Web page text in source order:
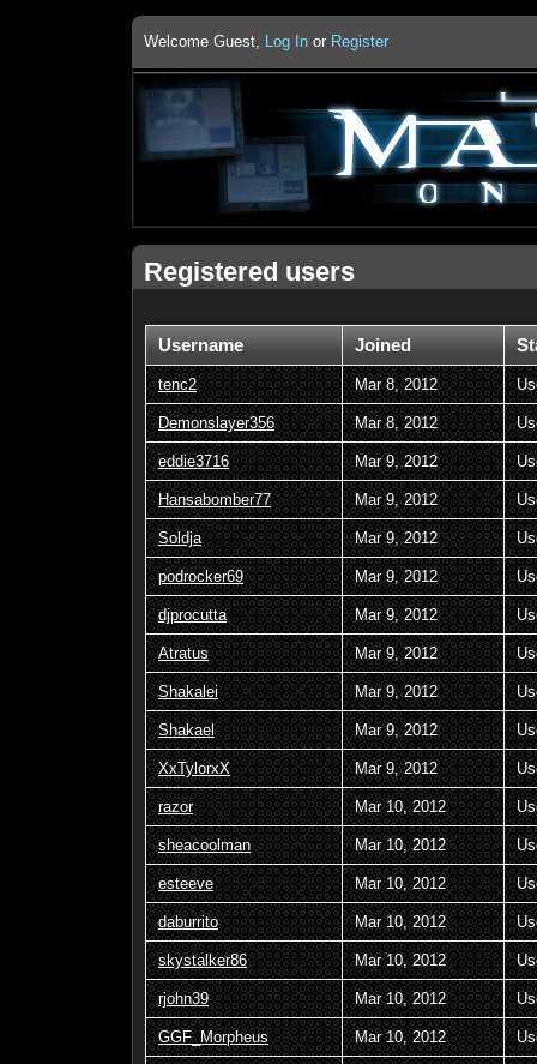
Welcome Guest, Log In or Register
Registered users
Username Joined
tenc2 Mar 8, 2012
Demonslayer356 Mar 8, 2012
eddie3716 Mar 9, 2012
Hansabomber77 Mar 9, 2012
Soldja Mar 9, 2012
podrocker69 Mar 9, 2012
djprocutta Mar 9, 2012
Atratus Mar 9, 2012
Shakalei Mar 9, 2012
Shakael Mar 9, 2012
XxTylorxX Mar 9, 2012
razor Mar 10, 2012
sheacoolman Mar 10, 2012
esteeve Mar 10, 2012
daburrito Mar 10, 2012
skystalker86 Mar 10, 2012
rjohn39 Mar 10, 2012
GGF_Morpheus Mar 10, 2012